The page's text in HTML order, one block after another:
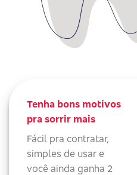
Tenha bons motivos
pra sorrir mais
Fácil pra contratar,
simples de usar e
você ainda ganha 2